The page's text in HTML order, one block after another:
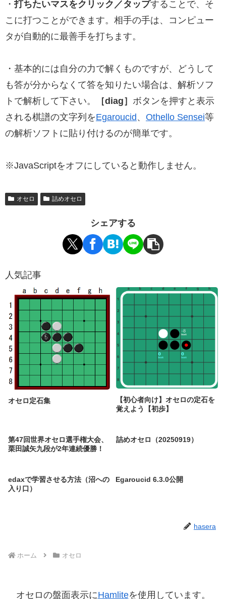
・打ちたいマスをクリック／タップすることで、そ
こに打つことができます。相手の手は、コンピュー
タが自動的に最善手を打ちます。
・基本的には自分の力で解くものですが、どうして
も答が分からなくて答を知りたい場合は、解析ソフ
トで解析して下さい。
［diag］ ボタンを押すと表示
される棋譜の文字列をEgaroucid、 Othello Sensei等
の解析ソフトに貼り付けるのが簡単です。
※JavaScriptをオフにしていると動作しません。
オセロ 詰めオセロ
シェアする
人気記事
オセロ定石集
【初心者向け】オセロの定石を
覚えよう【初歩】
第47回世界オセロ選手権大会、
栗田誠矢九段が2年連続優勝！
詰めオセロ（20250919）
edaxで学習させる方法（沼への
入り口）
Egaroucid 6.3.0公開
hasera
ホーム オセロ
オセロの盤面表示にHamliteを使用しています。